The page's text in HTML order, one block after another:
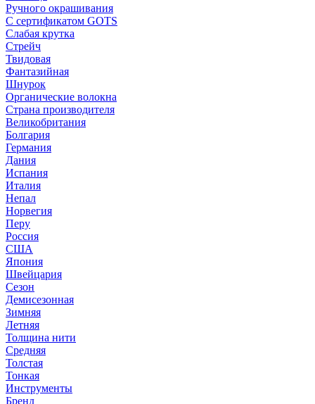
Ручного окрашивания
С сертификатом GOTS
Слабая крутка
Стрейч
Твидовая
Фантазийная
Шнурок
Органические волокна
Страна производителя
Великобритания
Болгария
Германия
Дания
Испания
Италия
Непал
Норвегия
Перу
Россия
США
Япония
Швейцария
Сезон
Демисезонная
Зимняя
Летняя
Толщина нити
Средняя
Толстая
Тонкая
Инструменты
Бренд